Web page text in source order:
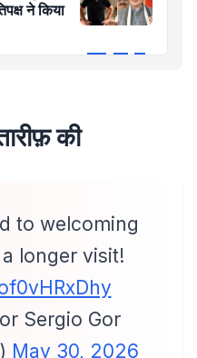
ने किया
की
to welcoming
longer visit!
Sergio Gor
May 30, 2026